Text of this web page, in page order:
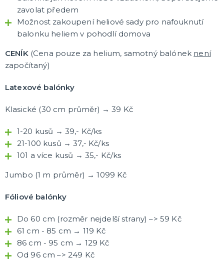
Narozeninová oslava
DALŠÍ KATEGORIE
DÁRKY A VTIPNÉ PŘEDMĚTY
Přání
zavolat předem
Možnost zakoupení heliové sady pro nafouknutí
balonku heliem v pohodlí domova
CENÍK (Cena pouze za helium, samotný balónek není
započítaný)
Latexové balónky
Klasické (30 cm průměr) → 39 Kč
1-20 kusů → 39,- Kč/ks
21-100 kusů → 37,- Kč/ks
101 a více kusů → 35,- Kč/ks
Jumbo (1 m průměr) → 1099 Kč
Fóliové balónky
Do 60 cm (rozměr nejdelší strany) –> 59 Kč
61 cm - 85 cm → 119 Kč
86 cm - 95 cm → 129 Kč
Od 96 cm –> 249 Kč